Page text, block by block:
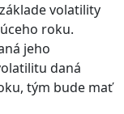
volatility
roku.
jeho
daná
tým bude mať